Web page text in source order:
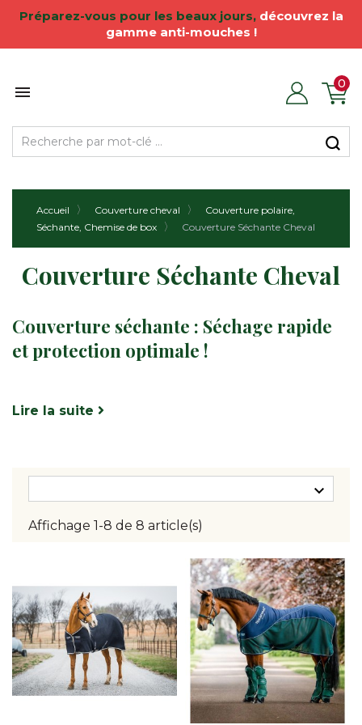
Préparez-vous pour les beaux jours, découvrez la
gamme anti-mouches !
 0
Accueil Couverture cheval
Couverture polaire,
Séchante, Chemise de box
Couverture Séchante Cheval
Couverture Séchante Cheval
Couverture séchante : Séchage rapide
et protection optimale !
transpiré, surtout s'il n'est pas tondu. La sueur stockée dans les poils des
nombreusescouvertures séchantes cheva
meilleure récupération après le travail. Diverses matières composent nos
couvertures séchantes pour chevaux : nid d'abeille, microfibre, micropolaire,
polyester... mais elles auront toute le même résultat : un séchage rapide et
efficace. Il ne faut en aucun cas laisser la chemise séchantesur le dos de votre
cheval au box, car l'humidité stockée dans la chemise deviendra inconfortable
et favorisera les coups de froid.
Cette qualité séchante peut également servir pendant le transport. Les voyages
Lire la suite

Affichage 1-8 de 8 article(s)